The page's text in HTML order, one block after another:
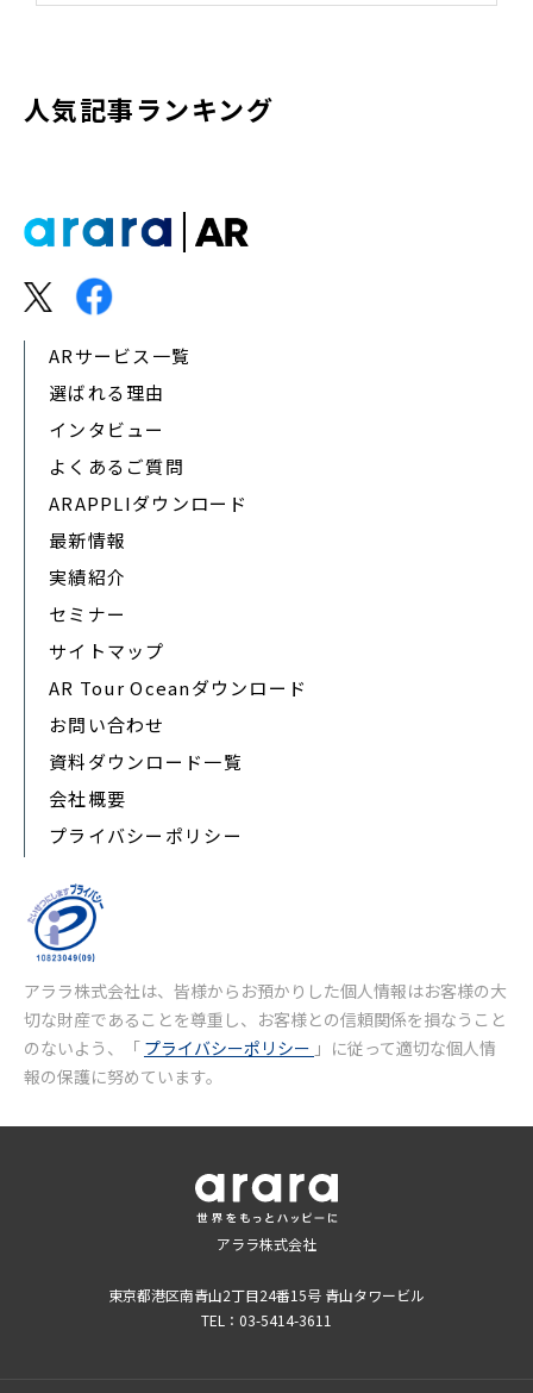
人気記事ランキング
ARサービス一覧
選ばれる理由
インタビュー
よくあるご質問
ARAPPLIダウンロード
最新情報
実績紹介
セミナー
サイトマップ
AR Tour Oceanダウンロード
お問い合わせ
資料ダウンロード一覧
会社概要
プライバシーポリシー
アララ株式会社は、皆様からお預かりした個人情報はお客様の大
切な財産であることを尊重し、お客様との信頼関係を損なうこと
のないよう、「 プライバシーポリシー 」に従って適切な個人情
報の保護に努めています。
アララ株式会社
東京都港区南青山2丁目24番15号 青山タワービル
TEL：03-5414-3611